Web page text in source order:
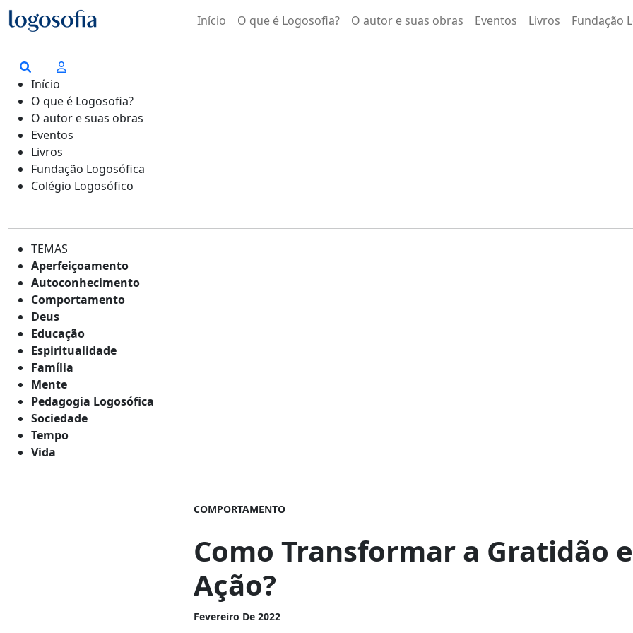
Início O que é Logosofia? O autor e suas obras Eventos Livros Fundação
Início
O que é Logosofia?
O autor e suas obras
Eventos
Livros
Fundação Logosófica
Colégio Logosófico
TEMAS
Aperfeiçoamento
Autoconhecimento
Comportamento
Deus
Educação
Espiritualidade
Família
Mente
Pedagogia Logosófica
Sociedade
Tempo
Vida
COMPORTAMENTO
Como Transformar a Gratidão
Ação?
Fevereiro De 2022